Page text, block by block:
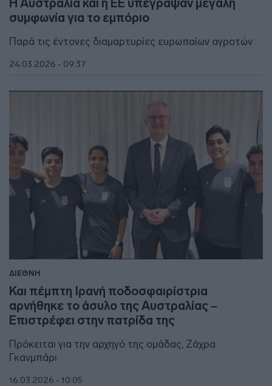
Η Αυστραλία και η ΕΕ υπέγραψαν μεγάλη
συμφωνία για το εμπόριο
Παρά τις έντονες διαμαρτυρίες ευρωπαίων αγροτών
24.03.2026 - 09:37
ΔΙΕΘΝΗ
Και πέμπτη Ιρανή ποδοσφαιρίστρια
αρνήθηκε το άσυλο της Αυστραλίας –
Επιστρέφει στην πατρίδα της
Πρόκειται για την αρχηγό της ομάδας, Ζάχρα
Γκανμπάρι
16.03.2026 - 10:05